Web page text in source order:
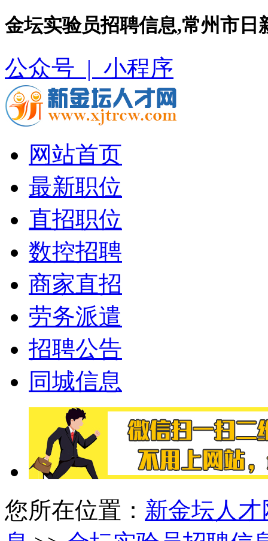
金坛实验员招聘信息,常州市
公众号 | 小程序
网站首页
最新职位
直招职位
数控招聘
商家直招
劳务派遣
招聘公告
同城信息
您所在位置： 新金坛人才